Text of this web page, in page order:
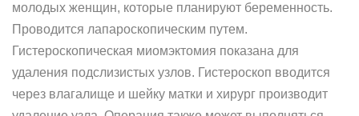
молодых женщин, которые планируют беременность.
Проводится лапароскопическим путем.
Гистероскопическая миомэктомия показана для
удаления подслизистых узлов. Гистероскоп вводится
через влагалище и шейку матки и хирург производит